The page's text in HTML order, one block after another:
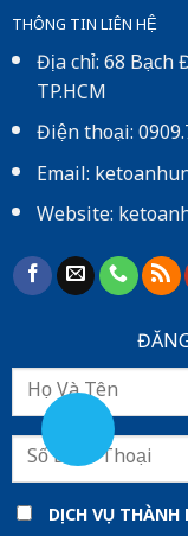
THÔNG TIN LIÊN HỆ
Địa chỉ: 68 Bạch
TP.HCM
Điện thoại:
Email:
Website:
DỊCH VỤ